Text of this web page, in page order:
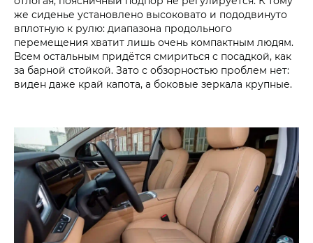
же сиденье установлено высоковато и пододвинуто
вплотную к рулю: диапазона продольного
перемещения хватит лишь очень компактным людям.
Всем остальным придётся смириться с посадкой, как
за барной стойкой. Зато с обзорностью проблем нет:
виден даже край капота, а боковые зеркала крупные.